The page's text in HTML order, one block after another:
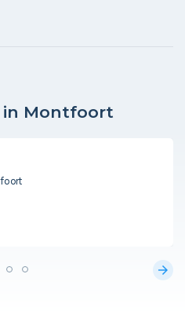
in Montfoort
arrow_forward